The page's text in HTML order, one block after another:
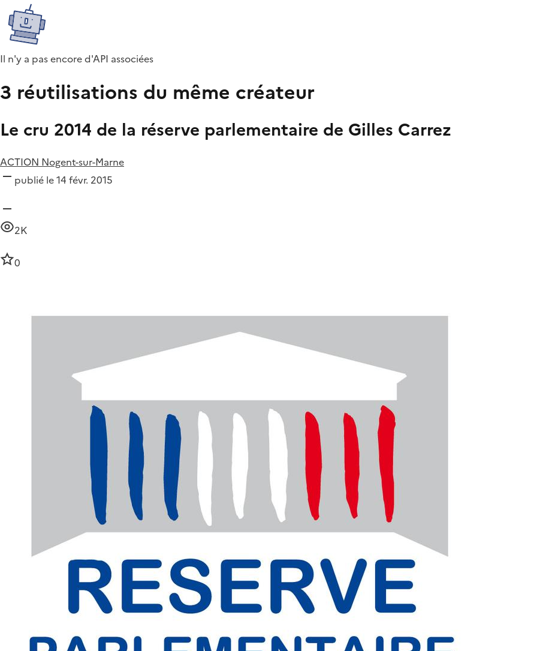
Il n'y a pas encore d'API associées
3 réutilisations du même créateur
Le cru 2014 de la réserve parlementaire de Gilles Carrez
ACTION Nogent-sur-Marne
publié le 14 févr. 2015
2K
0